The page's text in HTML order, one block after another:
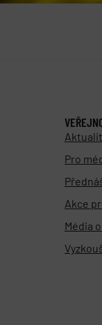
Pro
Akce
Média